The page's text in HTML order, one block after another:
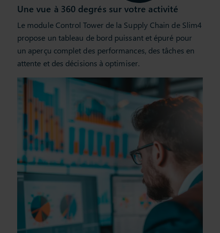
Une vue à 360 degrés sur votre activité
Le module Control Tower de la Supply Chain de Slim4
propose un tableau de bord puissant et épuré pour
un aperçu complet des performances, des tâches en
attente et des décisions à optimiser.